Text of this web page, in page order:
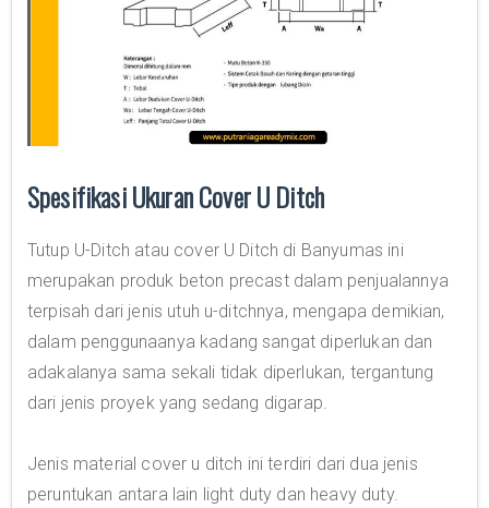
Spesifikasi Ukuran Cover U Ditch
Tutup U-Ditch atau cover U Ditch di Banyumas ini
merupakan produk beton precast dalam penjualannya
terpisah dari jenis utuh u-ditchnya, mengapa demikian,
dalam penggunaanya kadang sangat diperlukan dan
adakalanya sama sekali tidak diperlukan, tergantung
dari jenis proyek yang sedang digarap.
Jenis material cover u ditch ini terdiri dari dua jenis
peruntukan antara lain light duty dan heavy duty.